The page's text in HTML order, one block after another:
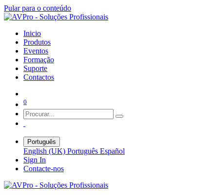
Pular para o conteúdo
Inicio
Produtos
Eventos
Formação
Suporte
Contactos
0
Português
English (UK) Português Español
Sign In
Contacte-nos